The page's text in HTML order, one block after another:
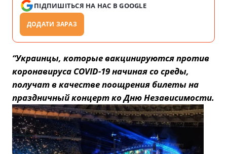
ПІДПИШІТЬСЯ НА НАС В GOOGLE
ДОДАТИ ЗАРАЗ
“Украинцы, которые вакцинируются против
коронавируса COVID-19 начиная со среды,
получат в качестве поощрения билеты на
праздничный концерт ко Дню Независимости.